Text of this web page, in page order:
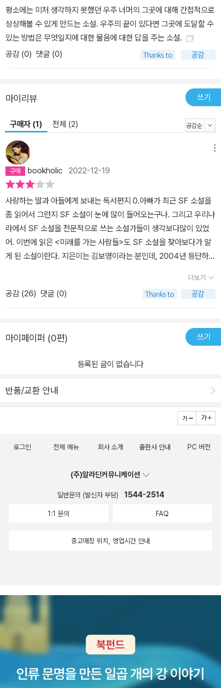
을 명명한 《오디세이아》에서, 그리고 영화감독 스탠리 큐브릭과 SF
소설가 아서 클라크의 공동 작업으로 탄생한 <2001년 스페이스 오
디세이(1968)>에서, 용어를 빌려와 ‘스텔라 오디세이’라고 부르겠
다.
평소에는 미처 생각하지 못했던 우주 너머의 그곳에 대해 간접적으로
상상해볼 수 있게 만드는 소설. 우주의 끝이 있다면 그곳에 도달할 수
있는 방법은 무엇일지에 대한 물음에 대한 답을 주는 소설.
공감 (0) 댓글 (0)
마이리뷰 쓰기
구매자 (1) 전체 (2)
bookholic 2022-12-19
사랑하는 딸과 아들에게 보내는 독서편지 0.아빠가 최근 SF 소설을
좀 읽어서 그런지 SF 소설이 눈에 많이 들어오는구나. 그리고 우리나
라에서 SF 소설을 전문적으로 쓰는 소설가들이 생각보다많이 있었
어. 이번에 읽은 <미래를 가는 사람들>도 SF 소설을 찾아보다가 알
게 된 소설이란다. 지은이는 김보영이라는 분인데, 2004년 등단하신
는 사람들>이란 책은 ‘스텔라 오디세이 트릴로지’ 시리즈 중에 하나
라고 하더구나. 그렇다고 그 소설들이 이야기가 이어지는 것은 아니
라서 읽는 순서가 있는 것은 아닌 것 같더구나.다른 책들도 찾아보니
래로 가는 사람들>이라는 제목이비유적이거나 상징적인 의미가 있는
간 여행을 하는 사람들이라는 거지. 보통 시간 여행을 하는 사람들이
는 기계를 이용하는 경우가 있단다. 이번에읽은 소설에서는 광속우주
우주선으로 시간여행을할 수 있는 것은 특수상대성이론을 바탕으로
물체는 시간이 천천히 간다는 것이고, 만일 빛의속도로 움직이는 물
주선 속의 사람은시간은 멈춰 있고, 그 우주선 밖의 사람은 시간이 흘
러가니까 시간 여행을 하는 것이지. 우주선 밖의 시간이 수백 년이 흘
선의 속도를 줄이게 되면 다시 시간이 흐르니, 미래로갈 수 있다는 것
섭취해야하지 않을까? 기술이 발달하여 광합성을 하는 나노봇이란
까 아빠에게는 별로였단다. 주인공성하라는 사람이 항법사 셀레나를
여행을하는 사람이 기술이 발달하지 않은, 이제 막 문명을 싹 틔우려
고 하는 사람들 속에서 ‘신(神)’으로 군림하는사람을 만나기도 했어.
성하에게 자신과 같은 ‘신(神)’ 대접을 받을 수 있다고 했지만 이내
성하는 그곳을 떠나 다시시간여행이자 우주 여행을 했단다. 또 다른
여행자들도 만나기로 하고 인간과는 전혀 다른 생명체도 만나면서겪
더보기
공감 (26) 댓글 (0)
마이페이퍼 (0편) 쓰기
등록된 글이 없습니다
반품/교환 안내
로그인 전체 메뉴 회사 소개 출판사 안내 PC 버전
(주)알라딘커뮤니케이션
일반문의 (발신자 부담) 1544-2514
1:1 문의 FAQ
중고매장 위치, 영업시간 안내